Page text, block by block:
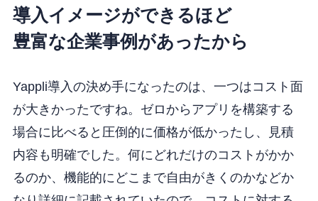
導入イメージができるほど
豊富な企業事例があったから
Yappli導入の決め手になったのは、一つはコスト面
が大きかったですね。ゼロからアプリを構築する
場合に比べると圧倒的に価格が低かったし、見積
内容も明確でした。何にどれだけのコストがかか
るのか、機能的にどこまで自由がきくのかなどか